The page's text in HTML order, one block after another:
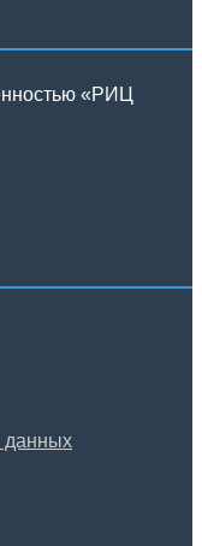
«РИЦ
данных